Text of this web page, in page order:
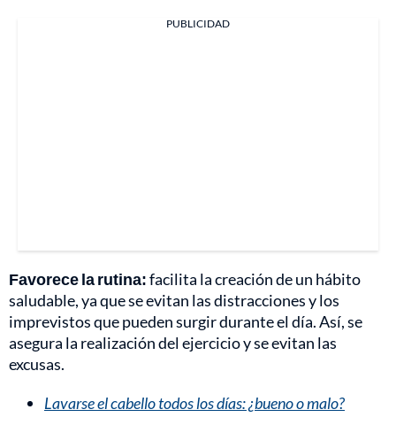
PUBLICIDAD
Favorece la rutina:facilita la creación de un hábito
saludable, ya que se evitan las distracciones y los
imprevistos que pueden surgir durante el día. Así, se
asegura la realización del ejercicio y se evitan las
excusas.
Lavarse el cabello todos los días: ¿bueno o malo?